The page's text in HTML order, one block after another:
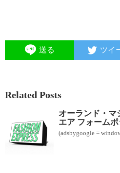
送る ツイ
Related Posts
オーランド・マ
エア フォーム
(adsbygoogle =